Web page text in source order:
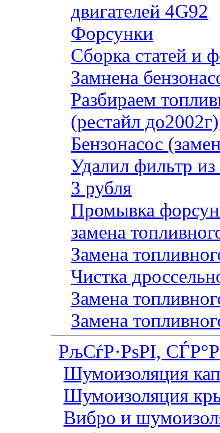
двигателей 4G92
Форсунки
Сборка статей и
Замнена
Разбираем
(рестайл до2002г)
Бензонасос
Удалил фильтр
3 рубля
Промывка
замена
Замена
Чистка
Замена
Замена
РљСѓР·РѕРІ,
Шумоизоляция
Шумоизоляция
Вибро и